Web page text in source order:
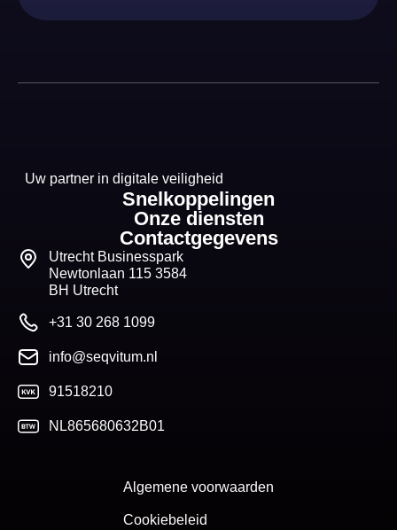
Uw partner in digitale veiligheid
Snelkoppelingen
Onze diensten
Contactgegevens
Utrecht Businesspark
Newtonlaan 115 3584
BH Utrecht
+31 30 268 1099
info@seqvitum.nl
91518210
NL865680632B01
Algemene voorwaarden
Cookiebeleid